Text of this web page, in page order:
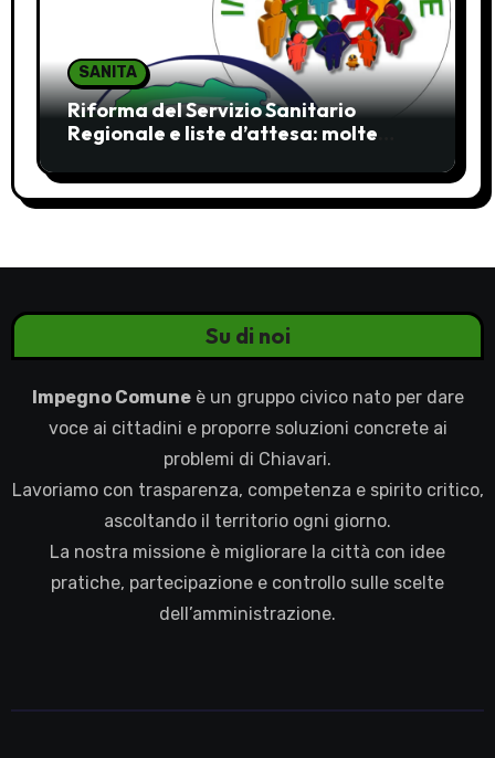
SANITA
Riforma del Servizio Sanitario
Regionale e liste d’attesa: molte
Su di noi
Impegno Comuneè un gruppo civico nato per dare
voce ai cittadini e proporre soluzioni concrete ai
problemi di Chiavari.
Lavoriamo con trasparenza, competenza e spirito critico,
ascoltando il territorio ogni giorno.
La nostra missione è migliorare la città con idee
pratiche, partecipazione e controllo sulle scelte
dell’amministrazione.